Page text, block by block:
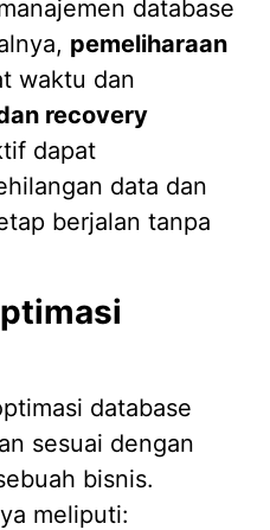
database
pemeliharaan
waktu dan
recovery
dapat
data dan
berjalan tanpa
database
sesuai dengan
bisnis.
meliputi: